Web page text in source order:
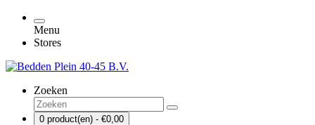
Menu
Stores
Zoeken
0 product(en) - €0,00